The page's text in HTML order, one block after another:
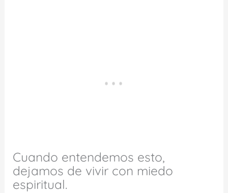
Cuando entendemos esto,
dejamos de vivir con miedo
espiritual.